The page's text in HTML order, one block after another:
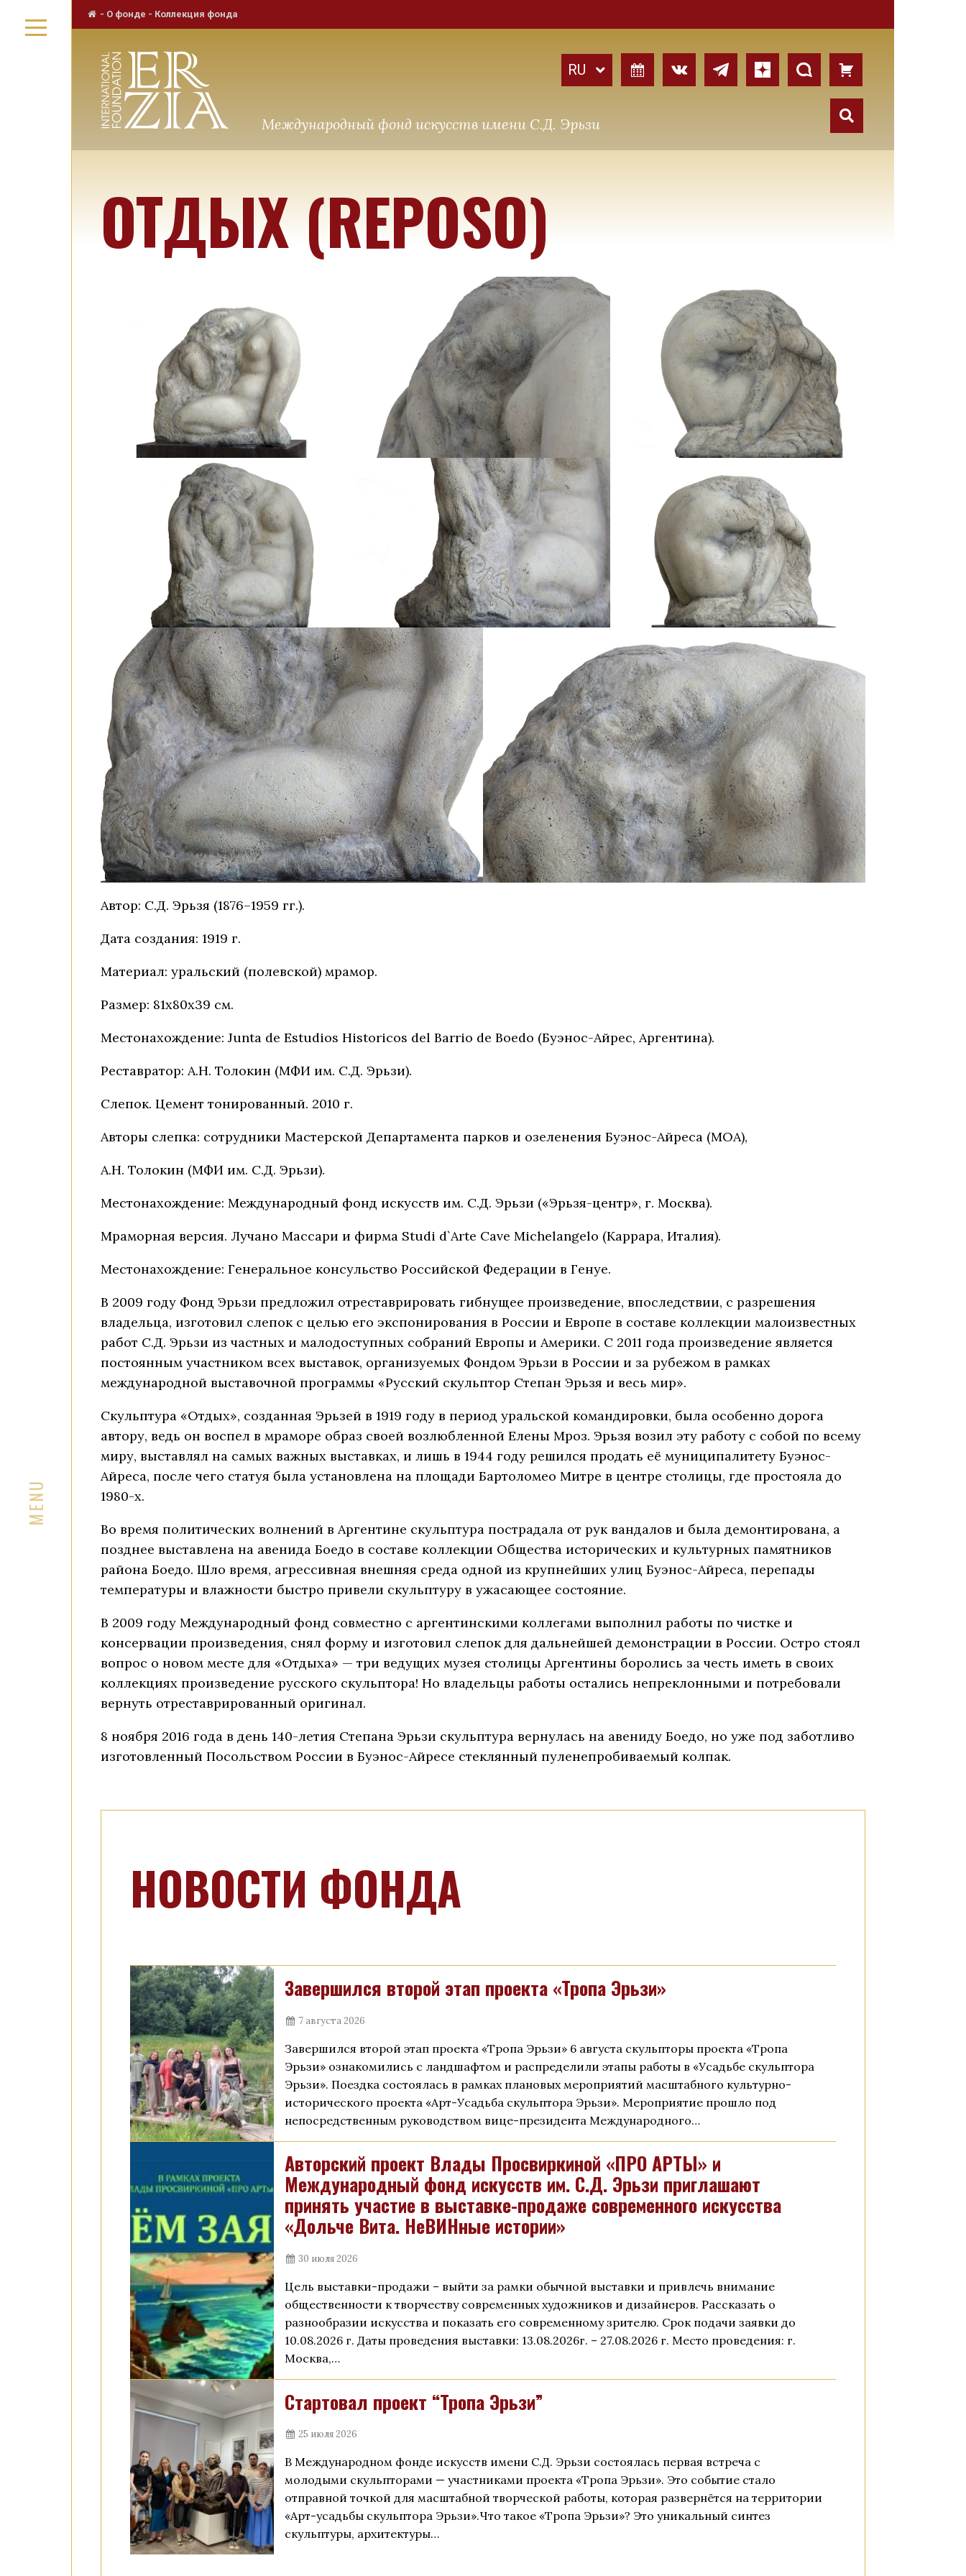
- О фонде - Коллекция фонда
Международный фонд искусств имени С.Д. Эрьзи
ОТДЫХ (REPOSO)
Автор: С.Д. Эрьзя (1876–1959 гг.).
Дата создания: 1919 г.
Материал: уральский (полевской) мрамор.
Размер: 81х80х39 см.
Местонахождение: Junta de Estudios Historicos del Barrio de Boedo (Буэнос-Айрес, Аргентина).
Реставратор: А.Н. Толокин (МФИ им. С.Д. Эрьзи).
Слепок. Цемент тонированный. 2010 г.
Авторы слепка: сотрудники Мастерской Департамента парков и озеленения Буэнос-Айреса (МОА),
А.Н. Толокин (МФИ им. С.Д. Эрьзи).
Местонахождение: Международный фонд искусств им. С.Д. Эрьзи («Эрьзя-центр», г. Москва).
Мраморная версия. Лучано Массари и фирма Studi d`Arte Cave Michelangelo (Каррара, Италия).
Местонахождение: Генеральное консульство Российской Федерации в Генуе.
В 2009 году Фонд Эрьзи предложил отреставрировать гибнущее произведение, впоследствии, с разрешения
владельца, изготовил слепок с целью его экспонирования в России и Европе в составе коллекции малоизвестных
работ С.Д. Эрьзи из частных и малодоступных собраний Европы и Америки. С 2011 года произведение является
постоянным участником всех выставок, организуемых Фондом Эрьзи в России и за рубежом в рамках
международной выставочной программы «Русский скульптор Степан Эрьзя и весь мир».
Скульптура «Отдых», созданная Эрьзей в 1919 году в период уральской командировки, была особенно дорога
автору, ведь он воспел в мраморе образ своей возлюбленной Елены Мроз. Эрьзя возил эту работу с собой по всему
миру, выставлял на самых важных выставках, и лишь в 1944 году решился продать её муниципалитету Буэнос-
Айреса, после чего статуя была установлена на площади Бартоломео Митре в центре столицы, где простояла до
1980-х.
Во время политических волнений в Аргентине скульптура пострадала от рук вандалов и была демонтирована, а
позднее выставлена на авенида Боедо в составе коллекции Общества исторических и культурных памятников
района Боедо. Шло время, агрессивная внешняя среда одной из крупнейших улиц Буэнос-Айреса, перепады
температуры и влажности быстро привели скульптуру в ужасающее состояние.
В 2009 году Международный фонд совместно с аргентинскими коллегами выполнил работы по чистке и
консервации произведения, снял форму и изготовил слепок для дальнейшей демонстрации в России. Остро стоял
вопрос о новом месте для «Отдыха» — три ведущих музея столицы Аргентины боролись за честь иметь в своих
коллекциях произведение русского скульптора! Но владельцы работы остались непреклонными и потребовали
вернуть отреставрированный оригинал.
8 ноября 2016 года в день 140-летия Степана Эрьзи скульптура вернулась на авениду Боедо, но уже под заботливо
изготовленный Посольством России в Буэнос-Айресе стеклянный пуленепробиваемый колпак.
НОВОСТИ ФОНДА
Завершился второй этап проекта «Тропа Эрьзи»
7 августа 2026
Завершился второй этап проекта «Тропа Эрьзи» 6 августа скульпторы проекта «Тропа
Эрьзи» ознакомились с ландшафтом и распределили этапы работы в «Усадьбе скульптора
Эрьзи». Поездка состоялась в рамках плановых мероприятий масштабного культурно-
исторического проекта «Арт-Усадьба скульптора Эрьзи». Мероприятие прошло под
непосредственным руководством вице-президента Международного…
Авторский проект Влады Просвиркиной «ПРО АРТЫ» и
Международный фонд искусств им. С.Д. Эрьзи приглашают
принять участие в выставке-продаже современного искусства
«Дольче Вита. НеВИНные истории»
30 июля 2026
Цель выставки-продажи – выйти за рамки обычной выставки и привлечь внимание
общественности к творчеству современных художников и дизайнеров. Рассказать о
разнообразии искусства и показать его современному зрителю. Срок подачи заявки до
10.08.2026 г. Даты проведения выставки: 13.08.2026г. – 27.08.2026 г. Место проведения: г.
Москва,…
Стартовал проект “Тропа Эрьзи”
25 июля 2026
В Международном фонде искусств имени С.Д. Эрьзи состоялась первая встреча с
молодыми скульпторами — участниками проекта «Тропа Эрьзи». Это событие стало
отправной точкой для масштабной творческой работы, которая развернётся на территории
«Арт-усадьбы скульптора Эрьзи».Что такое «Тропа Эрьзи»? Это уникальный синтез
скульптуры, архитектуры…